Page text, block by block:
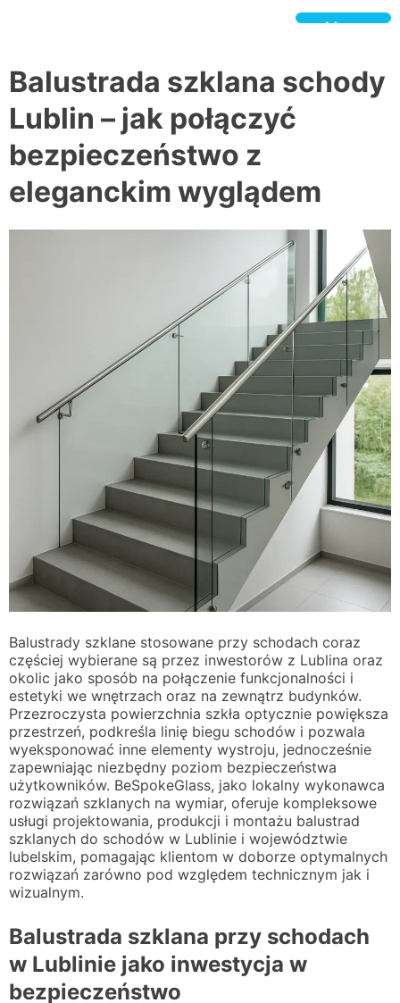
Menu
Balustrada szklana schody
Lublin – jak połączyć
bezpieczeństwo z
eleganckim wyglądem
Balustrady szklane stosowane przy schodach coraz
częściej wybierane są przez inwestorów z Lublina oraz
okolic jako sposób na połączenie funkcjonalności i
estetyki we wnętrzach oraz na zewnątrz budynków.
Przezroczysta powierzchnia szkła optycznie powiększa
przestrzeń, podkreśla linię biegu schodów i pozwala
wyeksponować inne elementy wystroju, jednocześnie
zapewniając niezbędny poziom bezpieczeństwa
użytkowników. BeSpokeGlass, jako lokalny wykonawca
rozwiązań szklanych na wymiar, oferuje kompleksowe
usługi projektowania, produkcji i montażu balustrad
szklanych do schodów w Lublinie i województwie
lubelskim, pomagając klientom w doborze optymalnych
rozwiązań zarówno pod względem technicznym jak i
wizualnym.
Balustrada szklana przy schodach
w Lublinie jako inwestycja w
bezpieczeństwo